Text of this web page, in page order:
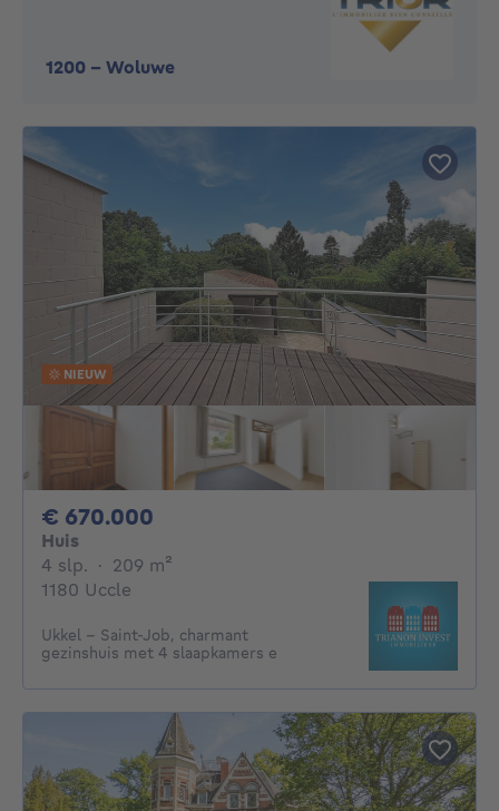
1200 - Woluwe
NIEUW
€ 670.000
Huis
4 slp. 4 slaapkamers
· 209 m²
1180 Uccle
Ukkel – Saint-Job, charmant
gezinshuis met 4 slaapkamers e